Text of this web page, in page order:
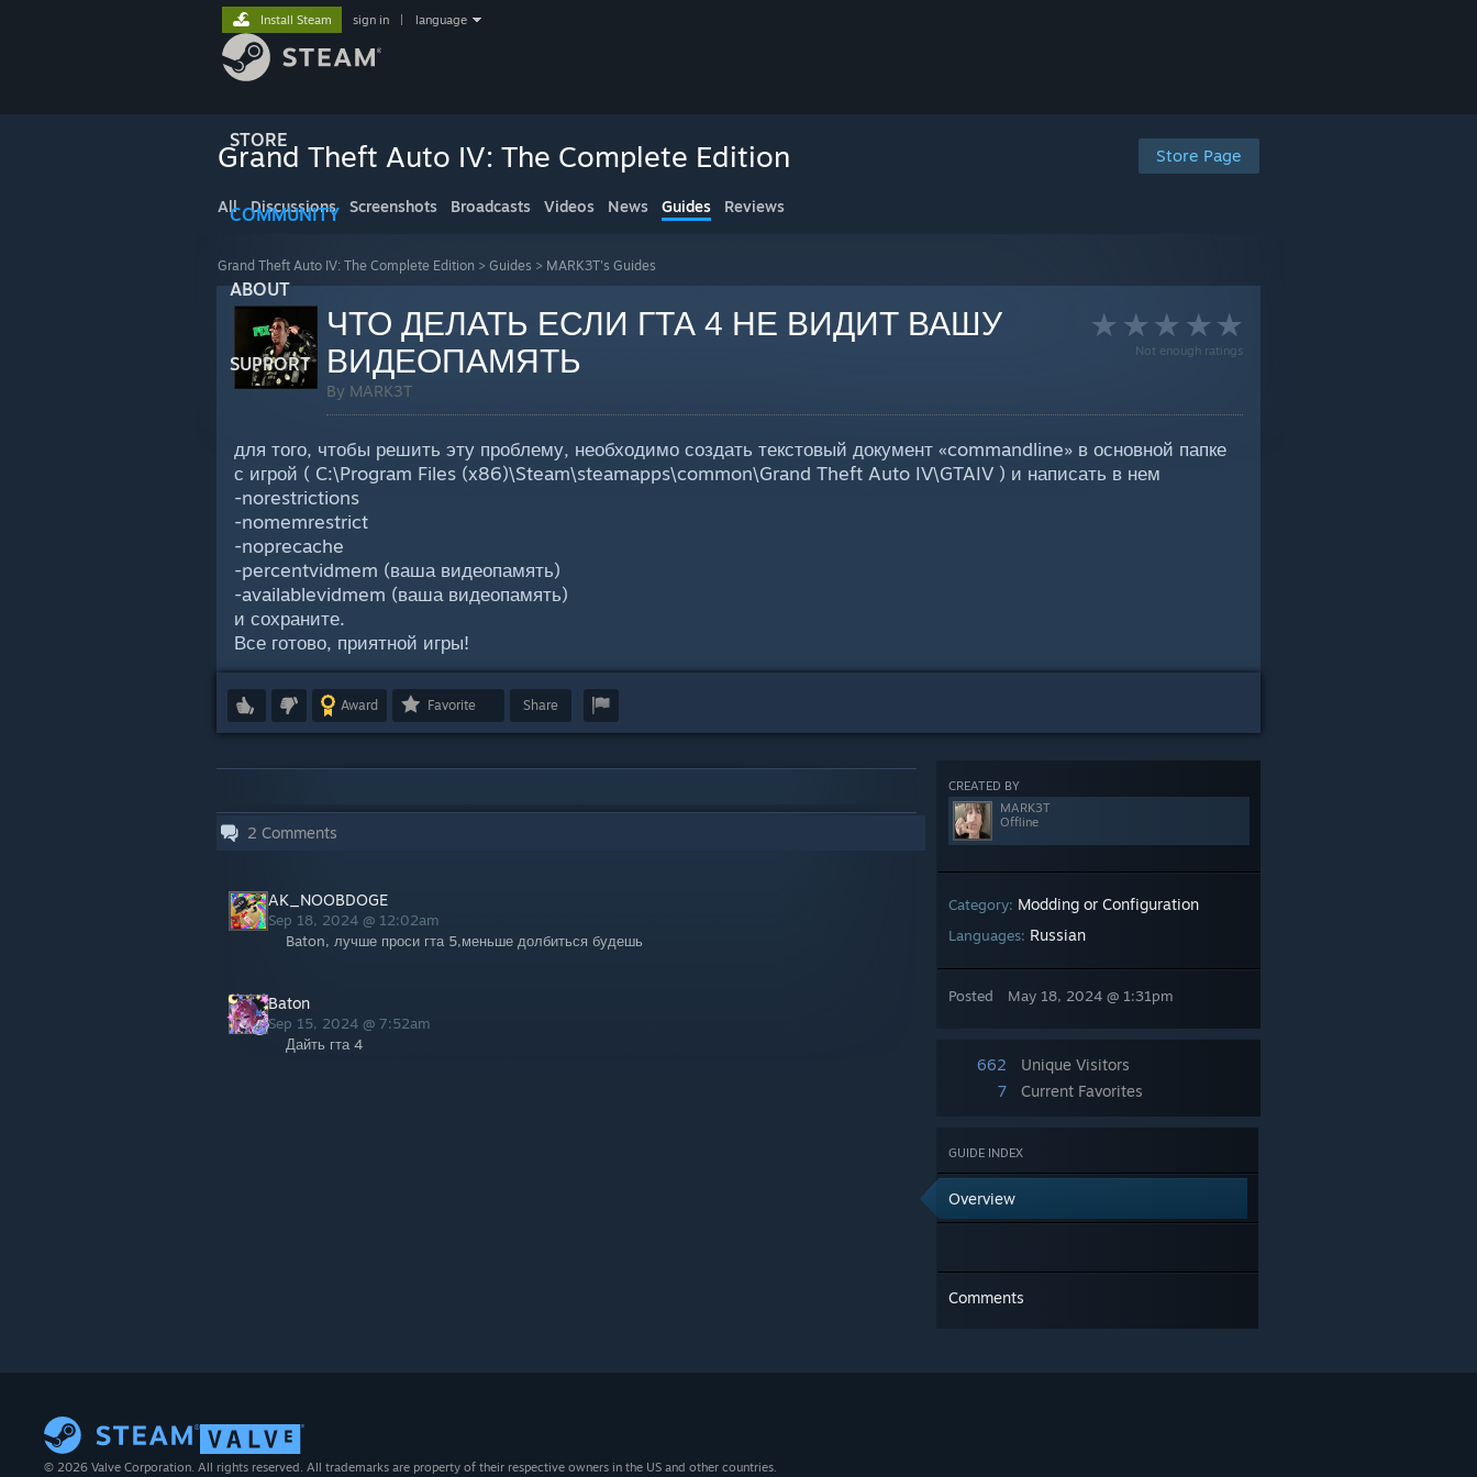
STORE
COMMUNITY
ABOUT
SUPPORT
Install Steam sign in language
Store Page
Grand Theft Auto IV: The Complete Edition
All Discussions Screenshots Broadcasts Videos News Guides Reviews
Grand Theft Auto IV: The Complete Edition > Guides > MARK3T's Guides
Not enough ratings
ЧТО ДЕЛАТЬ ЕСЛИ ГТА 4 НЕ ВИДИТ ВАШУ
ВИДЕОПАМЯТЬ
By MARK3T
для того, чтобы решить эту проблему, необходимо создать текстовый документ «commandline» в основной папке
с игрой ( C:\Program Files (x86)\Steam\steamapps\common\Grand Theft Auto IV\GTAIV ) и написать в нем
-norestrictions
-nomemrestrict
-noprecache
-percentvidmem (ваша видеопамять)
-availablevidmem (ваша видеопамять)
и сохраните.
Все готово, приятной игры!
Award Favorite Share
CREATED BY
MARK3T
Offline
Category: Modding or Configuration
Languages: Russian
Posted May 18, 2024 @ 1:31pm
662
Unique Visitors
7
Current Favorites
GUIDE INDEX
Overview
Comments
2 Comments
AK_NOOBDOGE
Sep 18, 2024 @ 12:02am
Baton, лучше проси гта 5,меньше долбиться будешь
Baton
Sep 15, 2024 @ 7:52am
Дайть гта 4
© 2026 Valve Corporation. All rights reserved. All trademarks are property of their respective owners in the US and other countries.